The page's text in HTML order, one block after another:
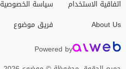
اتفاقية الاستخدام
About Us
سياسة الخصوصية
فريق موضوع
Powered by